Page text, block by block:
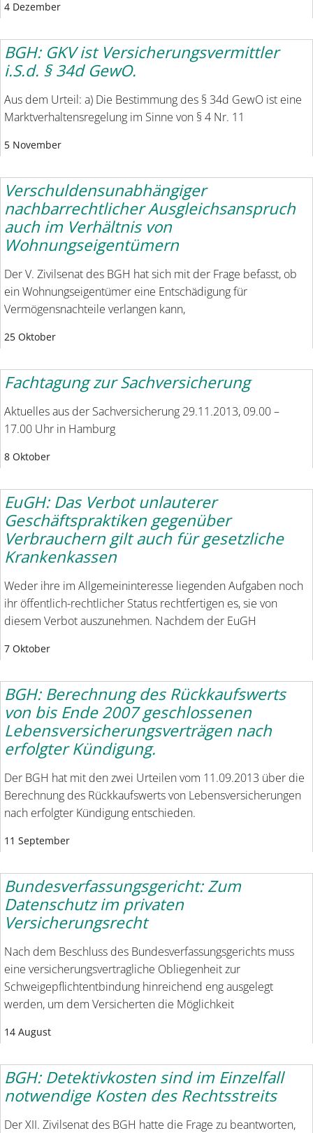
4 Dezember
BGH: GKV ist Versicherungsvermittler
i.S.d. § 34d GewO.
Aus dem Urteil: a) Die Bestimmung des § 34d GewO ist eine
Marktverhaltensregelung im Sinne von § 4 Nr. 11
5 November
Verschuldensunabhängiger
nachbarrechtlicher Ausgleichsanspruch
auch im Verhältnis von
Wohnungseigentümern
Der V. Zivilsenat des BGH hat sich mit der Frage befasst, ob
ein Wohnungseigentümer eine Entschädigung für
Vermögensnachteile verlangen kann,
25 Oktober
Fachtagung zur Sachversicherung
Aktuelles aus der Sachversicherung 29.11.2013, 09.00 –
17.00 Uhr in Hamburg
8 Oktober
EuGH: Das Verbot unlauterer
Geschäftspraktiken gegenüber
Verbrauchern gilt auch für gesetzliche
Krankenkassen
Weder ihre im Allgemeininteresse liegenden Aufgaben noch
ihr öffentlich-rechtlicher Status rechtfertigen es, sie von
diesem Verbot auszunehmen. Nachdem der EuGH
7 Oktober
BGH: Berechnung des Rückkaufswerts
von bis Ende 2007 geschlossenen
Lebensversicherungsverträgen nach
erfolgter Kündigung.
Der BGH hat mit den zwei Urteilen vom 11.09.2013 über die
Berechnung des Rückkaufswerts von Lebensversicherungen
nach erfolgter Kündigung entschieden.
11 September
Bundesverfassungsgericht: Zum
Datenschutz im privaten
Versicherungsrecht
Nach dem Beschluss des Bundesverfassungsgerichts muss
eine versicherungsvertragliche Obliegenheit zur
Schweigepflichtentbindung hinreichend eng ausgelegt
werden, um dem Versicherten die Möglichkeit
14 August
BGH: Detektivkosten sind im Einzelfall
notwendige Kosten des Rechtsstreits
Der XII. Zivilsenat des BGH hatte die Frage zu beantworten,